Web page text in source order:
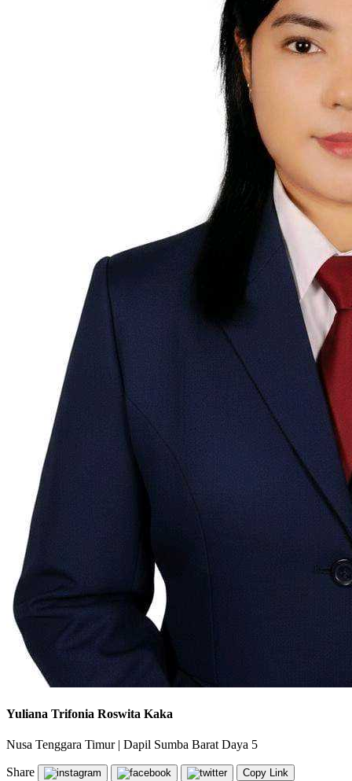
Yuliana Trifonia Roswita Kaka
Nusa Tenggara Timur | Dapil Sumba Barat Daya 5
Share Copy Link